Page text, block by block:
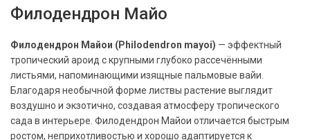
Филодендрон Майо
Филодендрон Майои (Philodendron mayoi) — эффектный
тропический ароид с крупными глубоко рассечёнными
листьями, напоминающими изящные пальмовые вайи.
Благодаря необычной форме листвы растение выглядит
воздушно и экзотично, создавая атмосферу тропического
сада в интерьере. Филодендрон Майои отличается быстрым
ростом, неприхотливостью и хорошо адаптируется к